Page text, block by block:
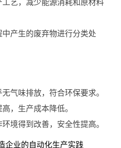
工艺，减少能源消耗和原材料
产生的废弃物进行分类处
气味排放，符合环保要求。
，生产成本降低。
境得到改善，安全性提高。
企业的自动化生产实践